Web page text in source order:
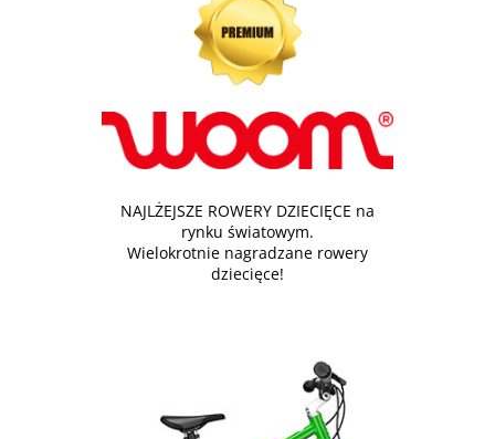
NAJLŻEJSZE ROWERY DZIECIĘCE na
rynku światowym.
Wielokrotnie nagradzane rowery
dziecięce!